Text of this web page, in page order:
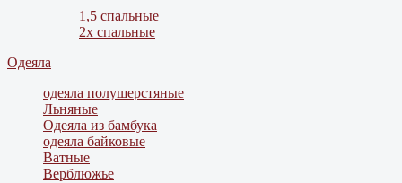
1,5 спальные
2х спальные
Одеяла
одеяла полушерстяные
Льняные
Одеяла из бамбука
одеяла байковые
Ватные
Верблюжье